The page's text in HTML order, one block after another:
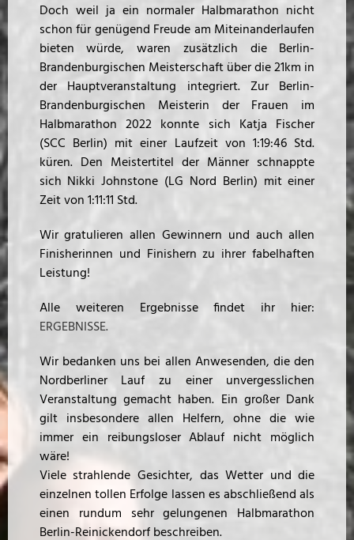
Doch weil ja ein normaler Halbmarathon nicht
schon für genügend Freude am Miteinanderlaufen
bieten würde, waren zusätzlich die Berlin-
Brandenburgischen Meisterschaft über die 21km in
der Hauptveranstaltung integriert. Zur Berlin-
Brandenburgischen Meisterin der Frauen im
Halbmarathon 2022 konnte sich Katja Fischer
(SCC Berlin) mit einer Laufzeit von 1:19:46 Std.
küren. Den Meistertitel der Männer schnappte
sich Nikki Johnstone (LG Nord Berlin) mit einer
Zeit von 1:11:11 Std.
Wir gratulieren allen Gewinnern und auch allen
Finisherinnen und Finishern zu ihrer fabelhaften
Leistung!
Alle weiteren Ergebnisse findet ihr hier:
ERGEBNISSE.
Wir bedanken uns bei allen Anwesenden, die den
Nordberliner Lauf zu einer unvergesslichen
Veranstaltung gemacht haben. Ein großer Dank
gilt insbesondere allen Helfern, ohne die wie
immer ein reibungsloser Ablauf nicht möglich
wäre!
Viele strahlende Gesichter, das Wetter und die
einzelnen tollen Erfolge lassen es abschließend als
einen rundum sehr gelungenen Halbmarathon
Berlin-Reinickendorf beschreiben.